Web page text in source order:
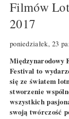
Filmów
2017
poniedziałek, 23
Międzynarodowy
Festival to
się ze światem
stworzenie
wszystkich
swoją twórczość